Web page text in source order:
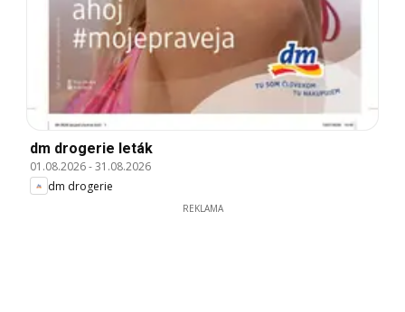
dm drogerie leták
01.08.2026-31.08.2026
dm drogerie
REKLAMA